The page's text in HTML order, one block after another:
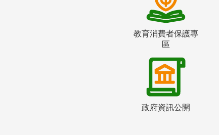
教育消費者保護專
區
政府資訊公開